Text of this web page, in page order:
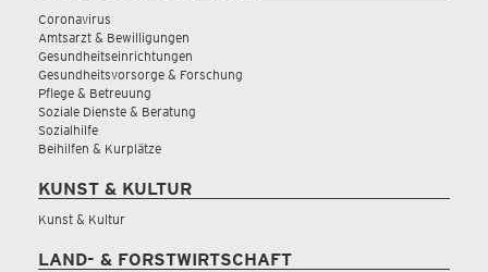
Coronavirus
Amtsarzt & Bewilligungen
Gesundheitseinrichtungen
Gesundheitsvorsorge & Forschung
Pflege & Betreuung
Soziale Dienste & Beratung
Sozialhilfe
Beihilfen & Kurplätze
KUNST & KULTUR
Kunst & Kultur
LAND- & FORSTWIRTSCHAFT